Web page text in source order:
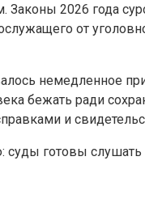
2026 года
от
немедленное
бежать ради
и
готовы